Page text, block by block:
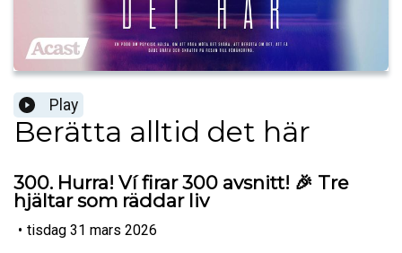
Play
Berätta alltid det här
300. Hurra! Ví firar 300 avsnitt! 🎉 Tre
hjältar som räddar liv
• tisdag 31 mars 2026